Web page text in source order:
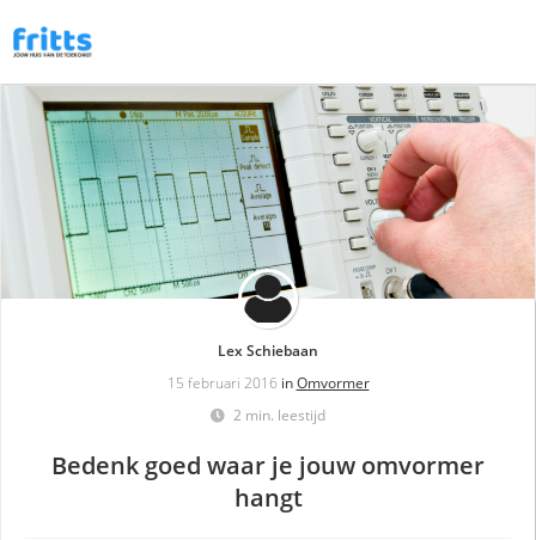
Lex Schiebaan
15 februari 2016 inOmvormer
2 min. leestijd
Bedenk goed waar je jouw omvormer
hangt